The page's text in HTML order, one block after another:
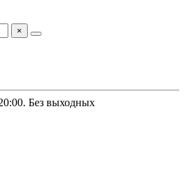
×
Без выходных